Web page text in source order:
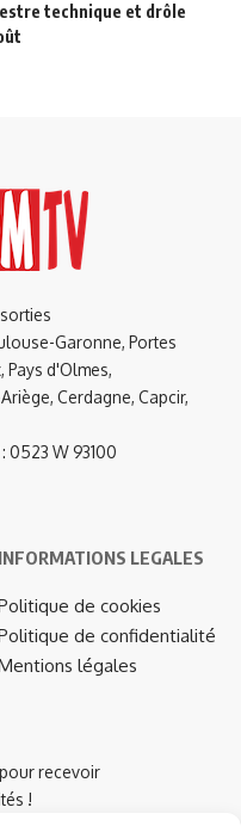
technique et drôle
Garonne, Portes
Pays d'Olmes,
Cerdagne, Capcir,
0523 W 93100
INFORMATIONS LEGALES
de cookies
de confidentialité
légales
pour recevoir
!